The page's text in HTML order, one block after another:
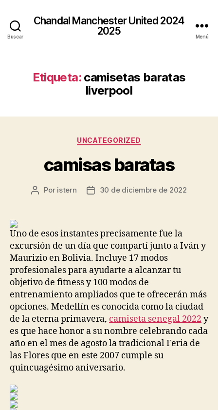
Buscar
Chandal Manchester United 2024
2025
Menú
Etiqueta: camisetas baratas
liverpool
Categorías
UNCATEGORIZED
camisas baratas
Autor
Por istern
Fecha30 de diciembre de 2022
Uno de esos instantes precisamente fue la
excursión de un día que compartí junto a Iván y
Maurizio en Bolivia. Incluye 17 modos
profesionales para ayudarte a alcanzar tu
objetivo de fitness y 100 modos de
entrenamiento ampliados que te ofrecerán más
opciones. Medellín es conocida como la ciudad
de la eterna primavera, camiseta senegal 2022 y
es que hace honor a su nombre celebrando cada
año en el mes de agosto la tradicional Feria de
las Flores que en este 2007 cumple su
quincuagésimo aniversario.